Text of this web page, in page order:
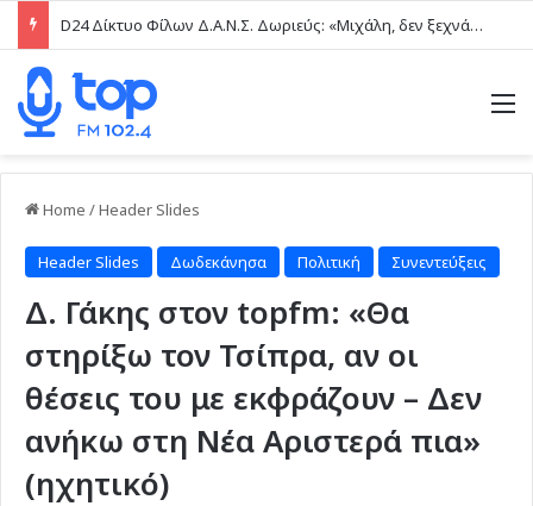
D24 Δίκτυο Φίλων Δ.Α.Ν.Σ. Δωριεύς: «Μιχάλη, δεν ξεχνάμε – Η βία δεν είναι μαγκιά»
Home /Header Slides
Header Slides Δωδεκάνησα Πολιτική Συνεντεύξεις
Δ. Γάκης στον topfm: «Θα
στηρίξω τον Τσίπρα, αν οι
θέσεις του με εκφράζουν – Δεν
ανήκω στη Νέα Αριστερά πια»
(ηχητικό)